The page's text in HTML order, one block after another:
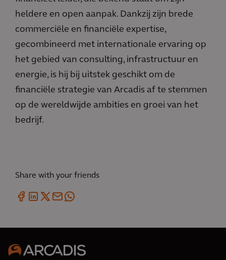
heldere en open aanpak. Dankzij zijn brede
commerciële en financiële expertise,
gecombineerd met internationale ervaring op
het gebied van consulting, infrastructuur en
energie, is hij bij uitstek geschikt om de
financiële strategie van Arcadis af te stemmen
op de wereldwijde ambities en groei van het
bedrijf.
Share with your friends